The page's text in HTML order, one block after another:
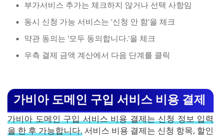
부가서비스 추가는 체크하지 않거나 선택 사항임
동시 신청 가능 서비스는 '신청 안 함'을 체크
약관 동의는 '모두 동의합니다.'을 체크
우측 결제 금액 계산에서 다음 단계를 클릭
가비아 도메인 구입 서비스 비용 결제
가비아 도메인 구입 서비스 비용 결제는 신청 정보 입력
을 한 후 가능합니다. 서비스 비용 결제는 신청 항목, 할인